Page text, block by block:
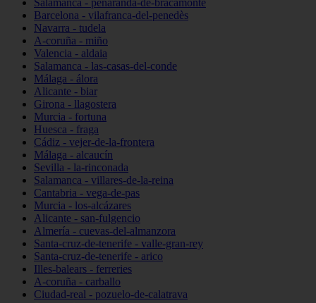
Salamanca - peñaranda-de-bracamonte
Barcelona - vilafranca-del-penedès
Navarra - tudela
A-coruña - miño
Valencia - aldaia
Salamanca - las-casas-del-conde
Málaga - álora
Alicante - biar
Girona - llagostera
Murcia - fortuna
Huesca - fraga
Cádiz - vejer-de-la-frontera
Málaga - alcaucín
Sevilla - la-rinconada
Salamanca - villares-de-la-reina
Cantabria - vega-de-pas
Murcia - los-alcázares
Alicante - san-fulgencio
Almería - cuevas-del-almanzora
Santa-cruz-de-tenerife - valle-gran-rey
Santa-cruz-de-tenerife - arico
Illes-balears - ferreries
A-coruña - carballo
Ciudad-real - pozuelo-de-calatrava